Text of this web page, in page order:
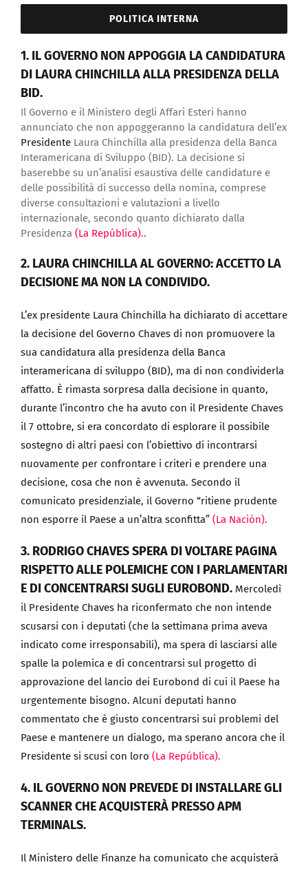
POLITICA INTERNA
1. IL GOVERNO NON APPOGGIA LA CANDIDATURA
DI LAURA CHINCHILLA ALLA PRESIDENZA DELLA
BID.
Il Governo e il Ministero degli Affari Esteri hanno
annunciato che non appoggeranno la candidatura dell’ex
PresidenteLaura Chinchilla alla presidenza della Banca
Interamericana di Sviluppo (BID). La decisione si
baserebbe su un’analisi esaustiva delle candidature e
delle possibilità di successo della nomina, comprese
diverse consultazioni e valutazioni a livello
internazionale, secondo quanto dichiarato dalla
Presidenza(La República)..
2. LAURA CHINCHILLA AL GOVERNO: ACCETTO LA
DECISIONE MA NON LA CONDIVIDO.
L’ex presidente Laura Chinchilla ha dichiarato di accettare
la decisione del Governo Chaves di non promuovere la
sua candidatura alla presidenza della Banca
interamericana di sviluppo (BID), ma di non condividerla
affatto. È rimasta sorpresa dalla decisione in quanto,
durante l’incontro che ha avuto con il Presidente Chaves
il 7 ottobre, si era concordato di esplorare il possibile
sostegno di altri paesi con l’obiettivo di incontrarsi
nuovamente per confrontare i criteri e prendere una
decisione, cosa che non è avvenuta. Secondo il
comunicato presidenziale, il Governo “ritiene prudente
non esporre il Paese a un’altra sconfitta” (La Nación).
3. RODRIGO CHAVES SPERA DI VOLTARE PAGINA
RISPETTO ALLE POLEMICHE CON I PARLAMENTARI
E DI CONCENTRARSI SUGLI EUROBOND.Mercoledì
il Presidente Chaves ha riconfermato che non intende
scusarsi con i deputati (che la settimana prima aveva
indicato come irresponsabili), ma spera di lasciarsi alle
spalle la polemica e di concentrarsi sul progetto di
approvazione del lancio dei Eurobond di cui il Paese ha
urgentemente bisogno. Alcuni deputati hanno
commentato che è giusto concentrarsi sui problemi del
Paese e mantenere un dialogo, ma sperano ancora che il
Presidente si scusi con loro (La República).
4. IL GOVERNO NON PREVEDE DI INSTALLARE GLI
SCANNER CHE ACQUISTERÀ PRESSO APM
TERMINALS.
Il Ministero delle Finanze ha comunicato che acquisterà